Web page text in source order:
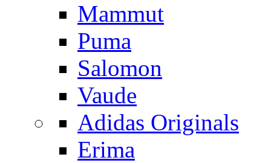
Mammut
Puma
Salomon
Vaude
Adidas Originals
Erima